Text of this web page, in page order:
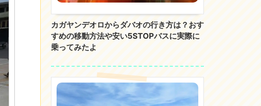
カガヤンデオロからダバオの行き方は？おす
すめの移動方法や安い5STOPバスに実際に
乗ってみたよ